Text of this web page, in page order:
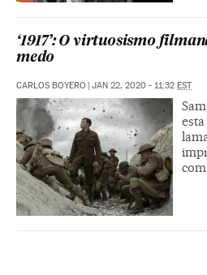
‘1917’: O virtuosismo
medo
CARLOS BOYERO JAN 22, 2020 - 11:32 EST